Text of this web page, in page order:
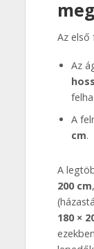
Az első
Az
A
cm.
A
200 cm
180 ×